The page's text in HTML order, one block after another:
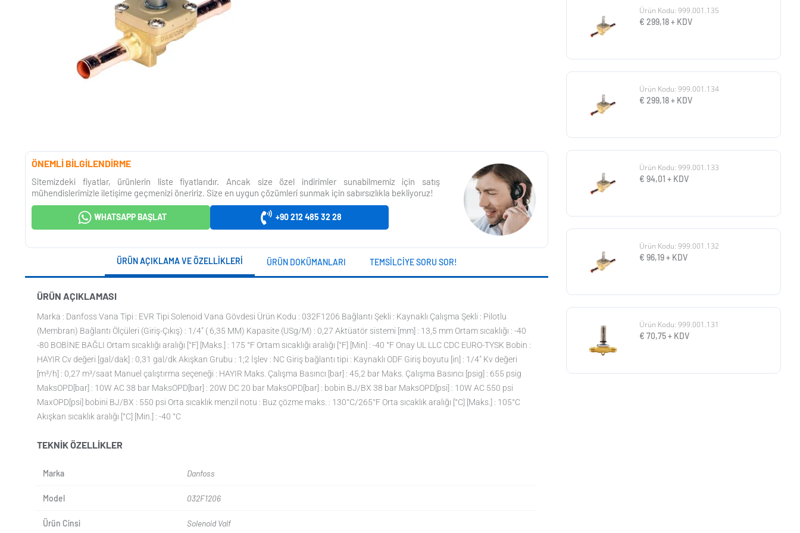
ÖNEMLİ BİLGİLENDİRME
Sitemizdeki fiyatlar, ürünlerin liste fiyatlarıdır. Ancak size özel indirimler sunabilmemiz için satış
mühendislerimizle iletişime geçmenizi öneririz. Size en uygun çözümleri sunmak için sabırsızlıkla bekliyoruz!
WHATSAPP BAŞLAT +90 212 485 32 28
ÜRÜN AÇIKLAMA VE ÖZELLIKLERI ÜRÜN DOKÜMANLARI TEMSILCIYE SORU SOR!
ÜRÜN AÇIKLAMASI
Marka : Danfoss Vana Tipi : EVR Tipi Solenoid Vana Gövdesi Ürün Kodu : 032F1206 Bağlantı Şekli : Kaynaklı Çalışma Şekli : Pilotlu
(Membran) Bağlantı Ölçüleri (Giriş-Çıkış) : 1/4" ( 6,35 MM) Kapasite (USg/M) : 0,27 Aktüatör sistemi [mm] : 13,5 mm Ortam sıcaklığı : -40
-80 BOBİNE BAĞLI Ortam sıcaklığı aralığı [°F] [Maks.] : 175 °F Ortam sıcaklığı aralığı [°F] [Min] : -40 °F Onay UL LLC CDC EURO-TYSK Bobin :
HAYIR Cv değeri [gal/dak] : 0,31 gal/dk Akışkan Grubu : 1;2 İşlev : NC Giriş bağlantı tipi : Kaynaklı ODF Giriş boyutu [in] : 1/4" Kv değeri
[m³/h] : 0,27 m³/saat Manuel çalıştırma seçeneği : HAYIR Maks. Çalışma Basıncı [bar] : 45,2 bar Maks. Çalışma Basıncı [psig] : 655 psig
MaksOPD[bar] : 10W AC 38 bar MaksOPD[bar] : 20W DC 20 bar MaksOPD[bar] : bobin BJ/BX 38 bar MaksOPD[psi] : 10W AC 550 psi
MaxOPD[psi] bobini BJ/BX : 550 psi Orta sıcaklık menzil notu : Buz çözme maks. : 130°C/265°F Orta sıcaklık aralığı [°C] [Maks.] : 105°C
Akışkan sıcaklık aralığı [°C] [Min.] : -40 °C
TEKNIK ÖZELLIKLER
Marka Danfoss
Model 032F1206
Ürün Cinsi Solenoid Valf
Ürün Kodu: 999.001.135
€ 299,18+ KDV
Ürün Kodu: 999.001.134
€ 299,18+ KDV
Ürün Kodu: 999.001.133
€ 94,01 + KDV
Ürün Kodu: 999.001.132
€ 96,19+ KDV
Ürün Kodu: 999.001.131
€ 70,75+ KDV